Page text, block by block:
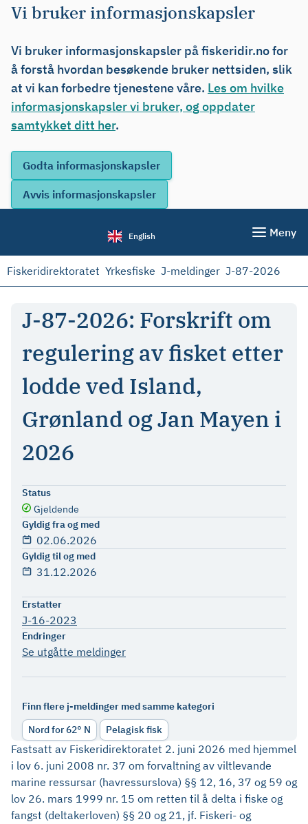
Vi bruker informasjonskapsler
Vi bruker informasjonskapsler på fiskeridir.no for
å forstå hvordan besøkende bruker nettsiden, slik
at vi kan forbedre tjenestene våre. Les om hvilke
informasjonskapsler vi bruker, og oppdater
samtykket ditt her.
English Meny
Fiskeridirektoratet Yrkesfiske J-meldinger J-87-2026
J-87-2026: Forskrift om
regulering av fisket etter
lodde ved Island,
Grønland og Jan Mayen i
2026
Status
Gjeldende
Gyldig fra og med
02.06.2026
Gyldig til og med
31.12.2026
Erstatter
J-16-2023
Endringer
Se utgåtte meldinger
Finn flere j-meldinger med samme kategori
Nord for 62° N
Pelagisk fisk
Fastsatt av Fiskeridirektoratet 2. juni 2026 med hjemmel
i lov 6. juni 2008 nr. 37 om forvaltning av viltlevande
marine ressursar (havressurslova) §§ 12, 16, 37 og 59 og
lov 26. mars 1999 nr. 15 om retten til å delta i fiske og
fangst (deltakerloven) §§ 20 og 21, jf. Fiskeri- og